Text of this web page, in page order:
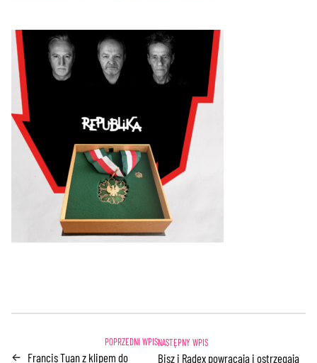
← Francis Tuan z klipem do
Bisz i Radex powracają i ostrzegają